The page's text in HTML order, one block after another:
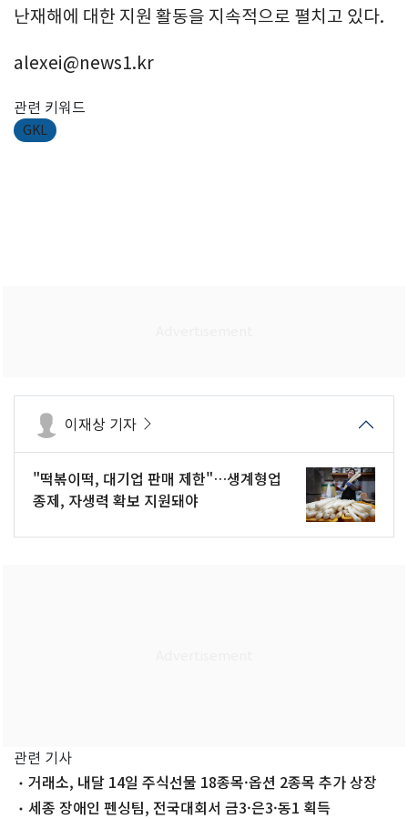
난재해에 대한 지원 활동을 지속적으로 펼치고 있다.
alexei@news1.kr
관련 키워드
GKL
이재상 기자
"떡볶이떡, 대기업 판매 제한"…생계형업
종제, 자생력 확보 지원돼야
관련 기사
거래소, 내달 14일 주식선물 18종목·옵션 2종목 추가 상장
세종 장애인 펜싱팀, 전국대회서 금3·은3·동1 획득